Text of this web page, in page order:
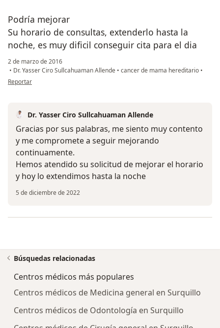
Podría mejorar
Su horario de consultas, extenderlo hasta la
noche, es muy dificil conseguir cita para el dia
2 de marzo de 2016
• Dr. Yasser Ciro Sullcahuaman Allende • cancer de mama hereditario •
en opinión del usuario paciente
Reportar
Dr. Yasser Ciro Sullcahuaman Allende
Gracias por sus palabras, me siento muy contento
y me compromete a seguir mejorando
continuamente.
Hemos atendido su solicitud de mejorar el horario
y hoy lo extendimos hasta la noche
5 de diciembre de 2022
Búsquedas relacionadas
Centros médicos más populares
Centros médicos de Medicina general en Surquillo
Centros médicos de Odontología en Surquillo